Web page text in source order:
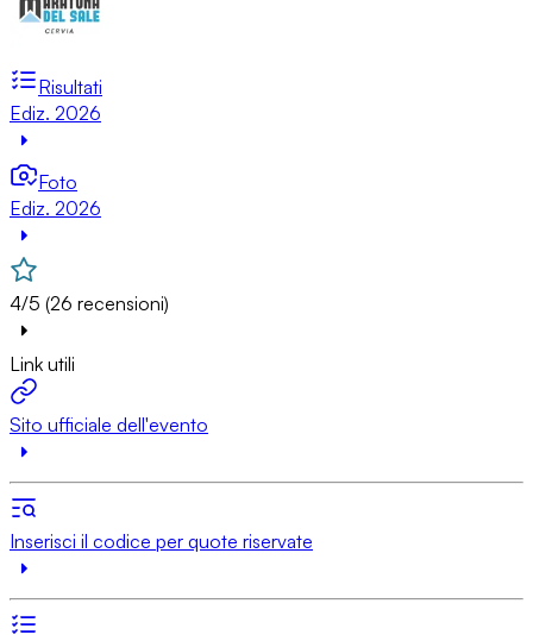
Risultati
Ediz. 2026
Foto
Ediz. 2026
4/5 (26 recensioni)
Link utili
Sito ufficiale dell'evento
Inserisci il codice per quote riservate